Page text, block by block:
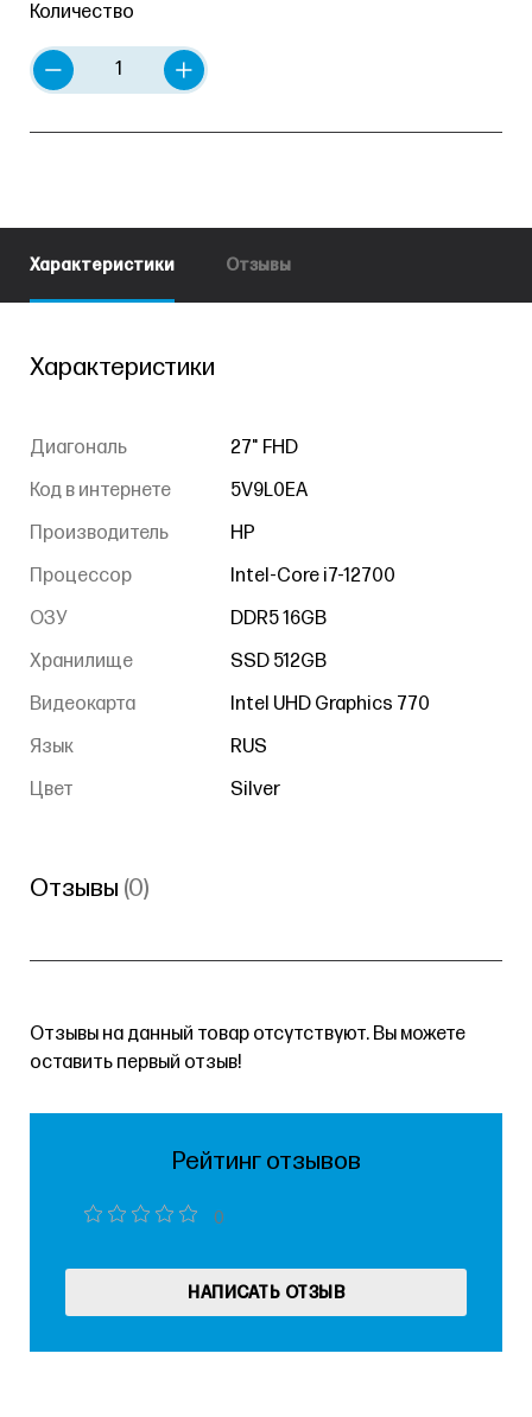
Количество
Характеристики Отзывы
Характеристики
Диагональ
27" FHD
Код в интернете
5V9L0EA
Производитель
HP
Процессор
Intel-Core i7-12700
ОЗУ
DDR5 16GB
Хранилище
SSD 512GB
Видеокарта
Intel UHD Graphics 770
Язык
RUS
Цвет
Silver
Отзывы (0)
Отзывы на данный товар отсутствуют. Вы можете
оставить первый отзыв!
Рейтинг отзывов
0
НАПИСАТЬ ОТЗЫВ